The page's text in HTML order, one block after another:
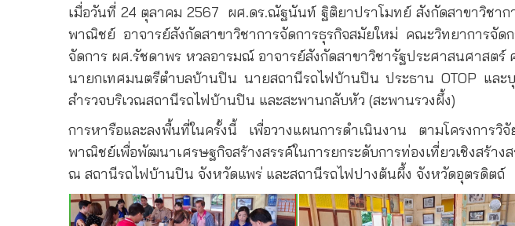
เมื่อวันที่ 24 ตุลาคม 2567 ผศ.ดร.ณัฐนันท์ ฐิติยาปราโมทย์ สังกัดสาขาวิชา
พาณิชย์ อาจารย์สังกัดสาขาวิชาการจัดการธุรกิจสมัยใหม่ คณะวิทยาการจัด
จัดการ ผศ.รัชดาพร หวลอารมณ์ อาจารย์สังกัดสาขาวิชารัฐประศาสนศาสต
นายกเทศมนตรีตำบลบ้านปิน นายสถานีรถไฟบ้านปิน ประธาน OTOP แล
สำรวจบริเวณสถานีรถไฟบ้านปิน และสะพานกลับหัว (สะพานรวงผึ้ง)
การหารือและลงพื้นที่ในครั้งนี้ เพื่อวางแผนการดำเนินงาน ตามโครงการวิ
พาณิชย์เพื่อพัฒนาเศรษฐกิจสร้างสรรค์ในการยกระดับการท่องเที่ยวเชิงสร้
ณ สถานีรถไฟบ้านปิน จังหวัดแพร่ และสถานีรถไฟปางต้นผึ้ง จังหวัดอุตรดิตถ์